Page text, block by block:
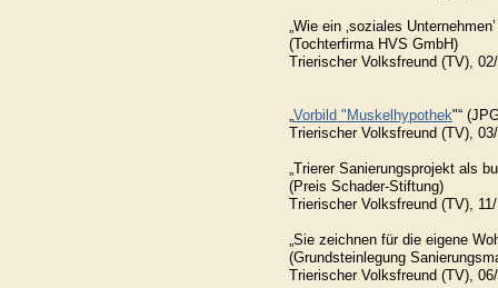
„Wie ein ‚soziales
(Tochterfirma HVS GmbH)
Trierischer Volksfreund (TV),
Vorbild "Muskelhypothek"“
Trierischer Volksfreund (TV),
„Trierer Sanierungsprojekt als
(Preis Schader-Stiftung)
Trierischer Volksfreund (TV),
„Sie zeichnen für die eigene
(Grundsteinlegung
Trierischer Volksfreund (TV),